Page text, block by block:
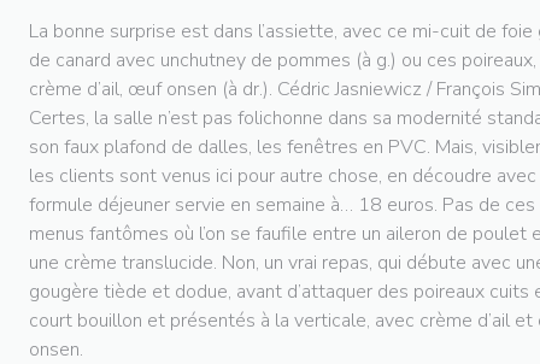
La bonne surprise est dans l’assiette, avec ce mi-cuit de foie
de canard avec unchutney de pommes (à g.) ou ces poireaux,
crème d’ail, œuf onsen (à dr.). Cédric Jasniewicz / François
Certes, la salle n’est pas folichonne dans sa modernité
son faux plafond de dalles, les fenêtres en PVC. Mais,
les clients sont venus ici pour autre chose, en découdre
formule déjeuner servie en semaine à… 18 euros. Pas de ces
menus fantômes où l’on se faufile entre un aileron de poulet
une crème translucide. Non, un vrai repas, qui débute avec
gougère tiède et dodue, avant d’attaquer des poireaux cuits
court bouillon et présentés à la verticale, avec crème d’ail
onsen.